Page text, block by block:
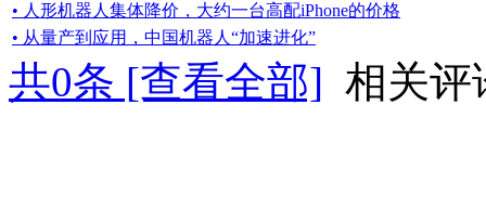
• 人形机器人集体降价，大约一台高配iPhone的价格
• 从量产到应用，中国机器人“加速进化”
共0条 [查看全部] 相关评